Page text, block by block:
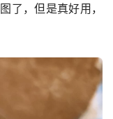
了，但是真好用，